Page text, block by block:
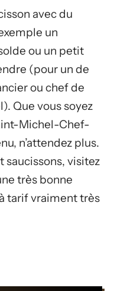
avec du
un
ou un petit
(pour un de
ou chef de
Que vous soyez
Michel-Chef-
n’attendez plus.
saucissons, visitez
très bonne
tarif vraiment très